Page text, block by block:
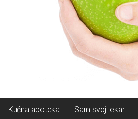
Kućna apoteka Sam svoj lekar